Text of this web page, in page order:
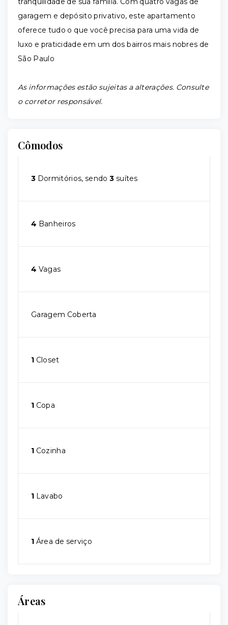
garagem e depósito privativo, este apartamento
oferece tudo o que você precisa para uma vida de
luxo e praticidade em um dos bairros mais nobres de
São Paulo
As informações estão sujeitas a alterações. Consulte
o corretor responsável.
Cômodos
3 Dormitórios, sendo3 suítes
4 Banheiros
4 Vagas
Garagem Coberta
1 Closet
1 Copa
1 Cozinha
1 Lavabo
1 Área de serviço
Áreas